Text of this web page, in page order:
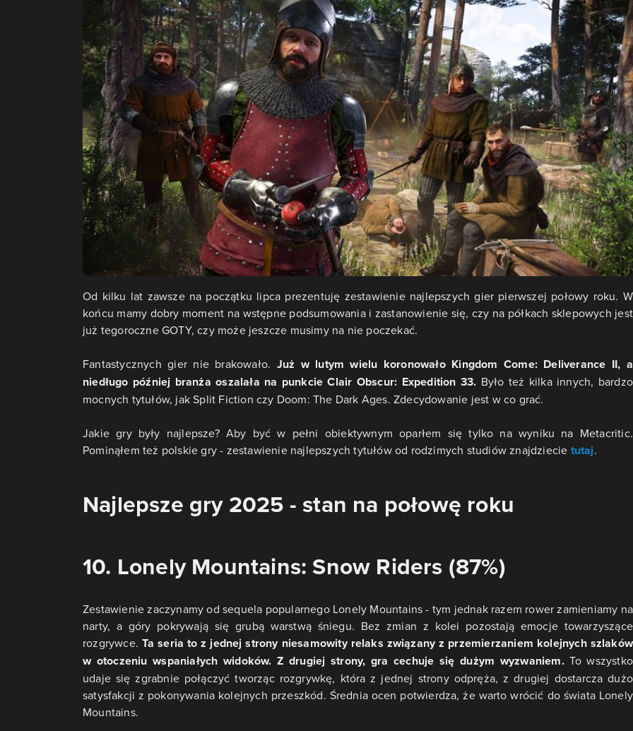
Od kilku lat zawsze na początku lipca prezentuję zestawienie najlepszych gier pierwszej połowy roku. W
końcu mamy dobry moment na wstępne podsumowania i zastanowienie się, czy na półkach sklepowych jest
już tegoroczne GOTY, czy może jeszcze musimy na nie poczekać.
Fantastycznych gier nie brakowało. Już w lutym wielu koronowało Kingdom Come: Deliverance II, a
niedługo później branża oszalała na punkcie Clair Obscur: Expedition 33. Było też kilka innych, bardzo
mocnych tytułów, jak Split Fiction czy Doom: The Dark Ages. Zdecydowanie jest w co grać.
Jakie gry były najlepsze? Aby być w pełni obiektywnym oparłem się tylko na wyniku na Metacritic.
Pominąłem też polskie gry - zestawienie najlepszych tytułów od rodzimych studiów znajdziecie tutaj.
Najlepsze gry 2025 - stan na połowę roku
10. Lonely Mountains: Snow Riders (87%)
Zestawienie zaczynamy od sequela popularnego Lonely Mountains - tym jednak razem rower zamieniamy na
narty, a góry pokrywają się grubą warstwą śniegu. Bez zmian z kolei pozostają emocje towarzyszące
rozgrywce. Ta seria to z jednej strony niesamowity relaks związany z przemierzaniem kolejnych szlaków
w otoczeniu wspaniałych widoków. Z drugiej strony, gra cechuje się dużym wyzwaniem.To wszystko
udaje się zgrabnie połączyć tworząc rozgrywkę, która z jednej strony odpręża, z drugiej dostarcza dużo
satysfakcji z pokonywania kolejnych przeszkód. Średnia ocen potwierdza, że warto wrócić do świata Lonely
Mountains.